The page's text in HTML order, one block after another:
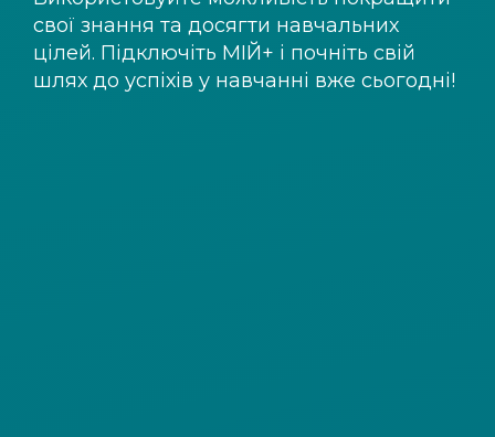
свої знання та досягти навчальних
цілей. Підключіть МІЙ+ і почніть свій
шлях до успіхів у навчанні вже сьогодні!